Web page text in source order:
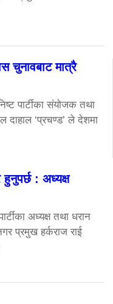
चुनावबाट मात्रै
पार्टीका संयोजक तथा
दाहाल ‘प्रचण्ड’ ले देशमा
: अध्यक्ष
अध्यक्ष तथा धरान
प्रमुख हर्कराज राई